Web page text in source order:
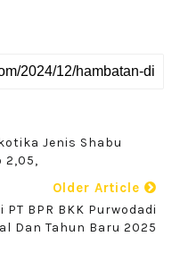
Jenis Shabu
2,05,
Older Article
BPR BKK Purwodadi
Dan Tahun Baru 2025